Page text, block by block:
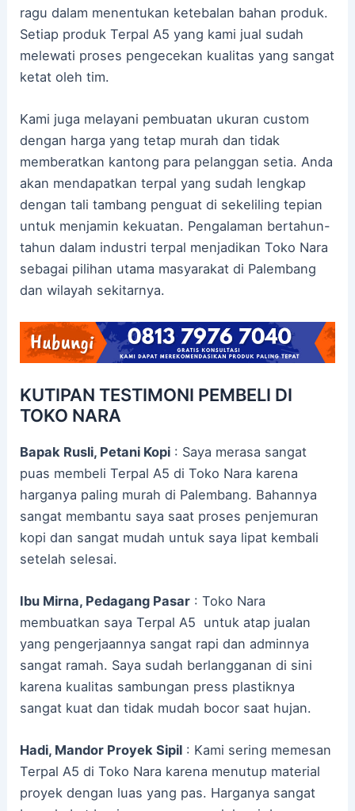
ragu dalam menentukan ketebalan bahan produk.
Setiap produk Terpal A5 yang kami jual sudah
melewati proses pengecekan kualitas yang sangat
ketat oleh tim.
Kami juga melayani pembuatan ukuran custom
dengan harga yang tetap murah dan tidak
memberatkan kantong para pelanggan setia. Anda
akan mendapatkan terpal yang sudah lengkap
dengan tali tambang penguat di sekeliling tepian
untuk menjamin kekuatan. Pengalaman bertahun-
tahun dalam industri terpal menjadikan Toko Nara
sebagai pilihan utama masyarakat di Palembang
dan wilayah sekitarnya.
KUTIPAN TESTIMONI PEMBELI DI
TOKO NARA
Bapak Rusli, Petani Kopi : Saya merasa sangat
puas membeli Terpal A5 di Toko Nara karena
harganya paling murah di Palembang. Bahannya
sangat membantu saya saat proses penjemuran
kopi dan sangat mudah untuk saya lipat kembali
setelah selesai.
Ibu Mirna, Pedagang Pasar : Toko Nara
membuatkan saya Terpal A5 untuk atap jualan
yang pengerjaannya sangat rapi dan adminnya
sangat ramah. Saya sudah berlangganan di sini
karena kualitas sambungan press plastiknya
sangat kuat dan tidak mudah bocor saat hujan.
Hadi, Mandor Proyek Sipil : Kami sering memesan
Terpal A5 di Toko Nara karena menutup material
proyek dengan luas yang pas. Harganya sangat